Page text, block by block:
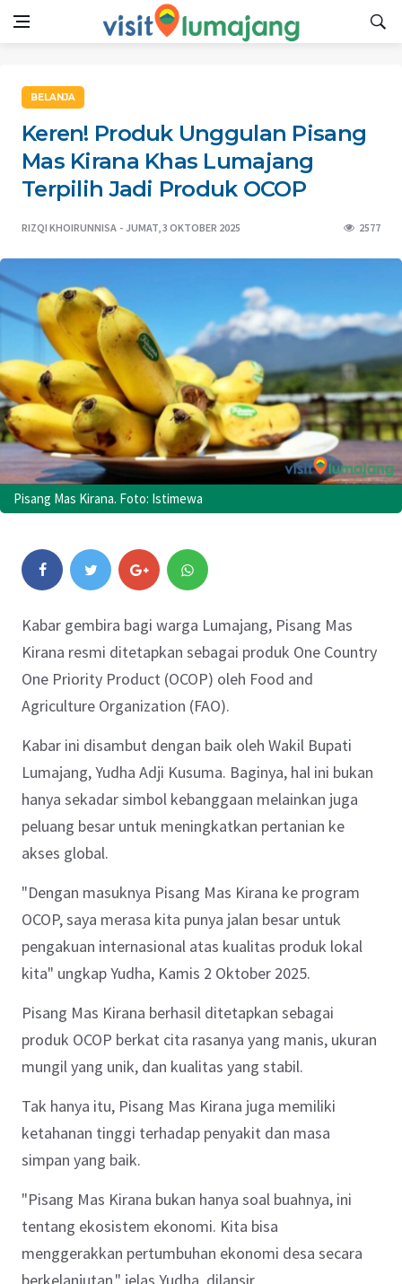
BELANJA
Keren! Produk Unggulan Pisang
Mas Kirana Khas Lumajang
Terpilih Jadi Produk OCOP
RIZQI KHOIRUNNISA JUMAT, 3 OKTOBER 2025 2577
Pisang Mas Kirana. Foto: Istimewa
Kabar gembira bagi warga Lumajang, Pisang Mas
Kirana resmi ditetapkan sebagai produk One Country
One Priority Product (OCOP) oleh Food and
Agriculture Organization (FAO).
Kabar ini disambut dengan baik oleh Wakil Bupati
Lumajang, Yudha Adji Kusuma. Baginya, hal ini bukan
hanya sekadar simbol kebanggaan melainkan juga
peluang besar untuk meningkatkan pertanian ke
akses global.
"Dengan masuknya Pisang Mas Kirana ke program
OCOP, saya merasa kita punya jalan besar untuk
pengakuan internasional atas kualitas produk lokal
kita" ungkap Yudha, Kamis 2 Oktober 2025.
Pisang Mas Kirana berhasil ditetapkan sebagai
produk OCOP berkat cita rasanya yang manis, ukuran
mungil yang unik, dan kualitas yang stabil.
Tak hanya itu, Pisang Mas Kirana juga memiliki
ketahanan tinggi terhadap penyakit dan masa
simpan yang baik.
"Pisang Mas Kirana bukan hanya soal buahnya, ini
tentang ekosistem ekonomi. Kita bisa
menggerakkan pertumbuhan ekonomi desa secara